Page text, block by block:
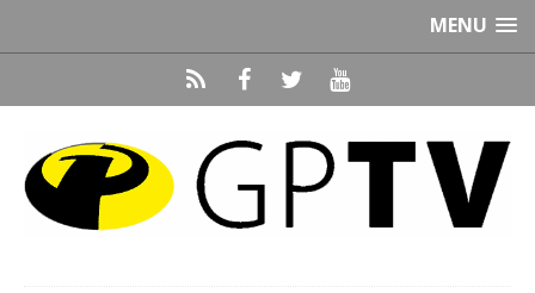
MENU